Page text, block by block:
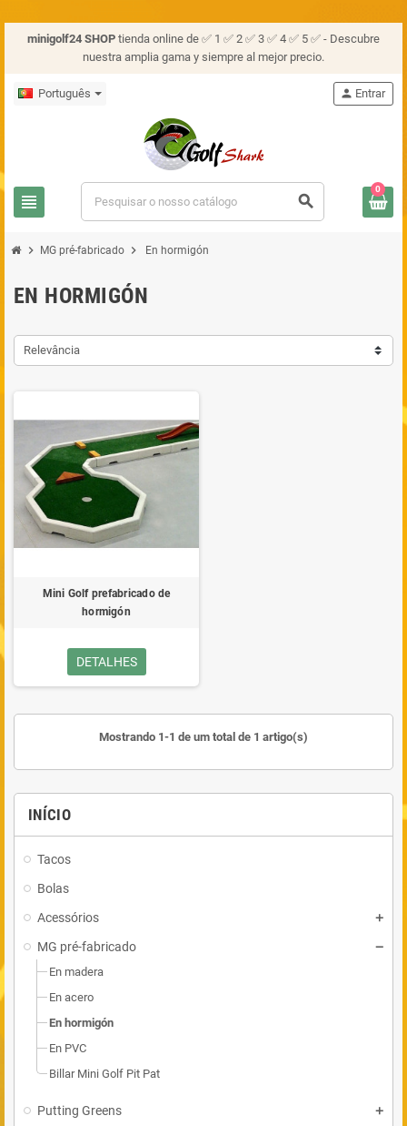
minigolf24 SHOP tienda online de ✅ 1 ✅ 2 ✅ 3 ✅ 4 ✅ 5 ✅ - Descubre
nuestra amplia gama y siempre al mejor precio.
Português
view_headline search
person Entrar
0
chevron_right MG pré-fabricado chevron_right En hormigón
INÍCIO
Tacos
Bolas
Acessórios
MG pré-fabricado
En madera
En acero
En hormigón
En PVC
Billar Mini Golf Pit Pat
Putting Greens
EN HORMIGÓN
Relevância
Mini Golf prefabricado de
hormigón
DETALHES
Mostrando 1-1 de um total de 1 artigo(s)